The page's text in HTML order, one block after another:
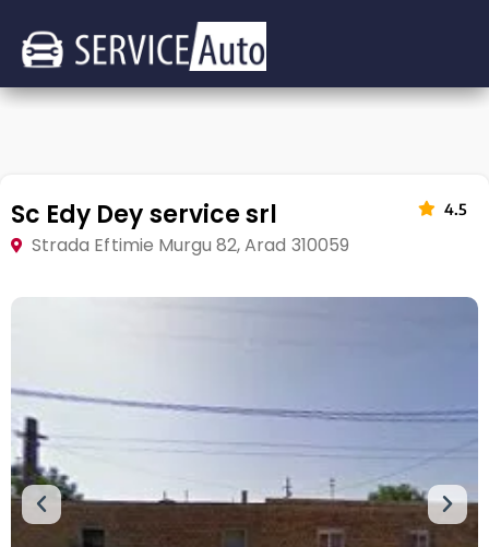
Sc Edy Dey service srl 4.5
Strada Eftimie Murgu 82, Arad 310059